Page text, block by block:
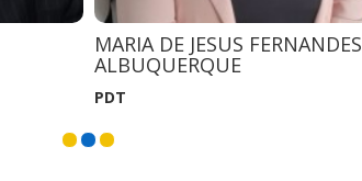
MARIA DE JESUS FERNANDES
ALBUQUERQUE
PDT